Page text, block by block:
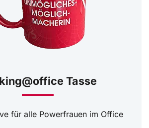
Tasse
für alle Powerfrauen im Office